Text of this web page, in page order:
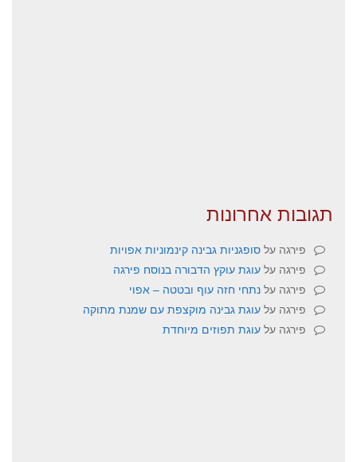
תגובות אחרונות
פירגה על סופגניות גבינה קינמוניות אפויות
פירגה על עוגת עוקץ הדבורה בנוסח פירגה
פירגה על נתחי חזה עוף ובטטה – אפוי
פירגה על עוגת גבינה מוקצפת עם שמנת מתוקה
פירגה על עוגת תפוזים מיוחדת